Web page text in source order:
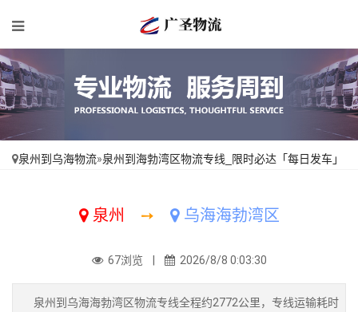
泉州到乌海物流»泉州到海勃湾区物流专线_限时必达「每日发车」
泉州 ➙ 乌海海勃湾区
67浏览 | 2026/8/8 0:03:30
泉州到乌海海勃湾区物流专线全程约2772公里，专线运输耗时